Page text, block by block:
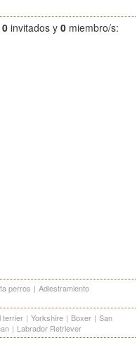
0 invitados y 0 miembro/s:
perros | Adiestramiento
terrier | Yorkshire | Boxer | San
| Labrador Retriever